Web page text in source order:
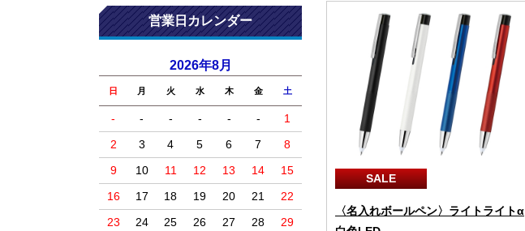
営業日カレンダー
2026年8月
日 月 火 水 木 金 土
- - - - - -
1
2
3 4 5 6 7
8
9
10 11 12 13 14
15
16
17 18 19 20 21
22
23
24 25 26 27 28 29
SALE
〈名入れボールペン〉ライトライトα